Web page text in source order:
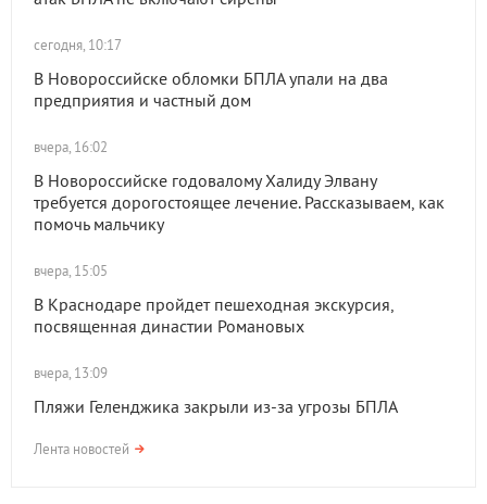
сегодня, 10:17
В Новороссийске обломки БПЛА упали на два
предприятия и частный дом
вчера, 16:02
В Новороссийске годовалому Халиду Элвану
требуется дорогостоящее лечение. Рассказываем, как
помочь мальчику
вчера, 15:05
В Краснодаре пройдет пешеходная экскурсия,
посвященная династии Романовых
вчера, 13:09
Пляжи Геленджика закрыли из-за угрозы БПЛА
Лента новостей